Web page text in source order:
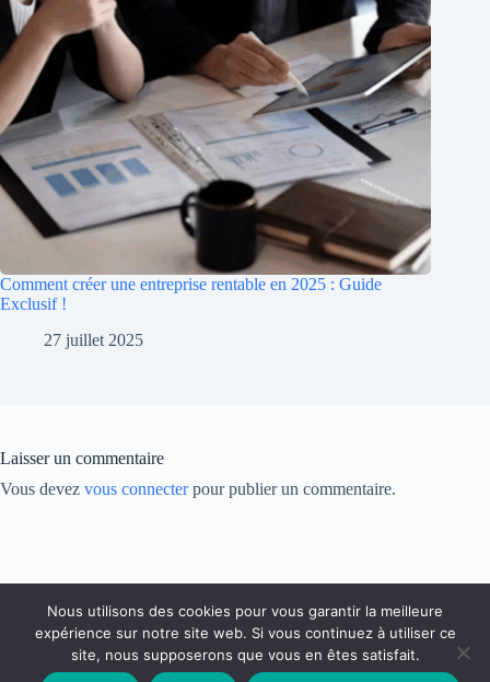
Comment créer une entreprise rentable en 2025 : Guide
Exclusif !
27 juillet 2025
Laisser un commentaire
Vous devez vous connecterpour publier un commentaire.
Partenariat Contact Politique de Confidentialité
Nous utilisons des cookies pour vous garantir la meilleure
expérience sur notre site web. Si vous continuez à utiliser ce
site, nous supposerons que vous en êtes satisfait.